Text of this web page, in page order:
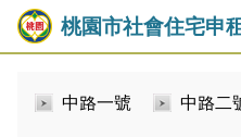
桃園市社會住宅申
中路一號 中路二